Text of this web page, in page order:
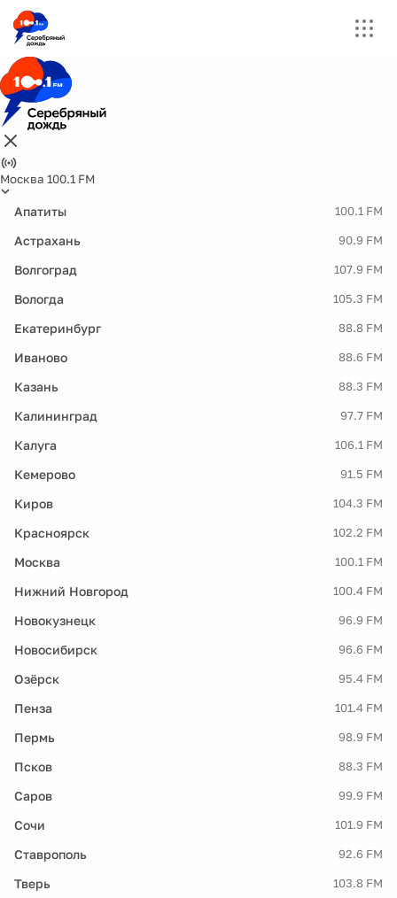
Москва 100.1 FM
Апатиты 100.1 FM
Астрахань 90.9 FM
Волгоград 107.9 FM
Вологда 105.3 FM
Екатеринбург 88.8 FM
Иваново 88.6 FM
Казань 88.3 FM
Калининград 97.7 FM
Калуга 106.1 FM
Кемерово 91.5 FM
Киров 104.3 FM
Красноярск 102.2 FM
Москва 100.1 FM
Нижний Новгород 100.4 FM
Новокузнецк 96.9 FM
Новосибирск 96.6 FM
Озёрск 95.4 FM
Пенза 101.4 FM
Пермь 98.9 FM
Псков 88.3 FM
Саров 99.9 FM
Сочи 101.9 FM
Ставрополь 92.6 FM
Тверь 103.8 FM